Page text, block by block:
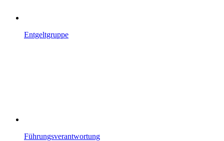
Entgeltgruppe
Führungsverantwortung